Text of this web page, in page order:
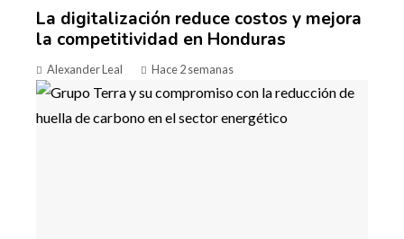
La digitalización reduce costos y mejora
la competitividad en Honduras
Alexander Leal Hace 2 semanas